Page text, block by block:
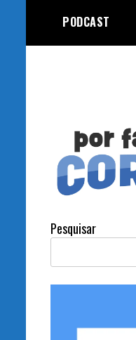
content
PODCAST
Pesquisar